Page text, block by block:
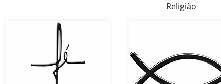
Religião